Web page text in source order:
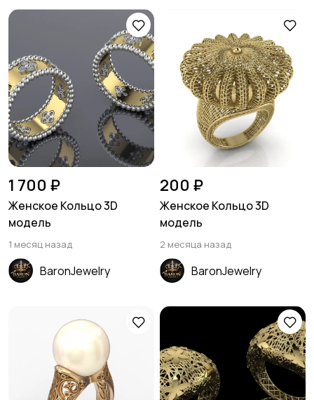
1 700 ₽
Женское Кольцо 3D
модель
1 месяц назад
BaronJewelry
200 ₽
Женское Кольцо 3D
модель
2 месяца назад
BaronJewelry